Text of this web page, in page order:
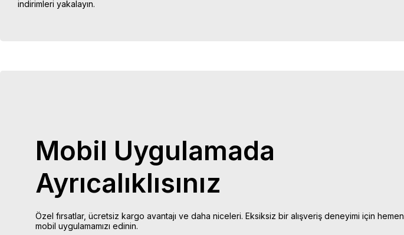
indirimleri yakalayın.
Mobil Uygulamada
Ayrıcalıklısınız
Özel fırsatlar, ücretsiz kargo avantajı ve daha niceleri. Eksiksiz bir alışveriş deneyimi için hemen
mobil uygulamamızı edinin.